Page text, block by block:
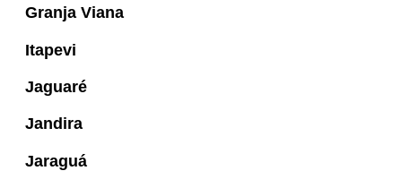
Granja Viana
Itapevi
Jaguaré
Jandira
Jaraguá